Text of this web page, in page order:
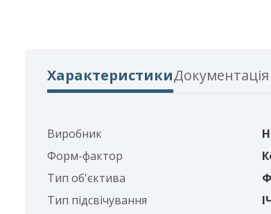
ХарактеристикиДокументація
Виробник
Форм-фактор
Тип об'єктива
Тип підсвічування